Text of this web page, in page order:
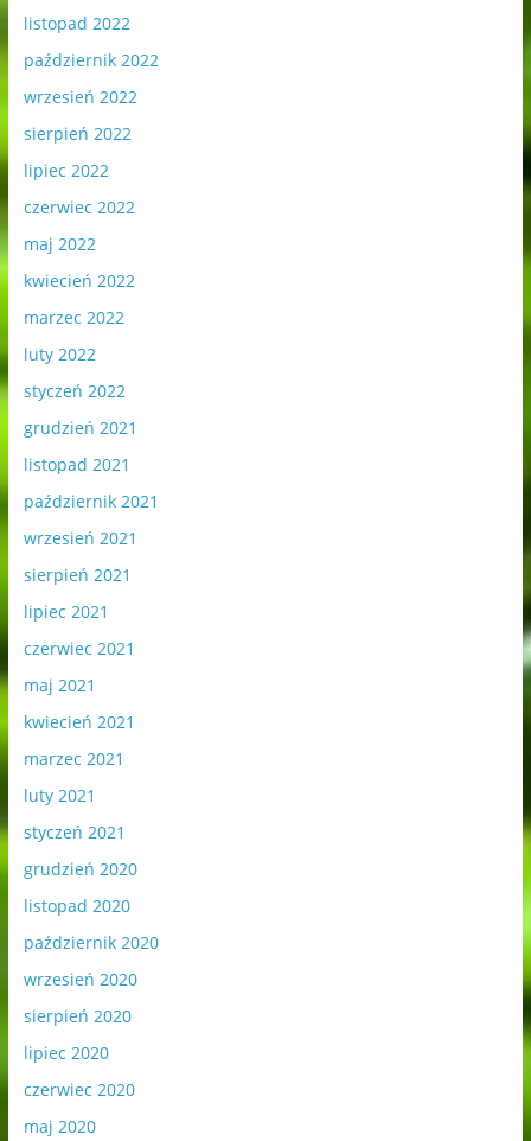
listopad 2022
październik 2022
wrzesień 2022
sierpień 2022
lipiec 2022
czerwiec 2022
maj 2022
kwiecień 2022
marzec 2022
luty 2022
styczeń 2022
grudzień 2021
listopad 2021
październik 2021
wrzesień 2021
sierpień 2021
lipiec 2021
czerwiec 2021
maj 2021
kwiecień 2021
marzec 2021
luty 2021
styczeń 2021
grudzień 2020
listopad 2020
październik 2020
wrzesień 2020
sierpień 2020
lipiec 2020
czerwiec 2020
maj 2020